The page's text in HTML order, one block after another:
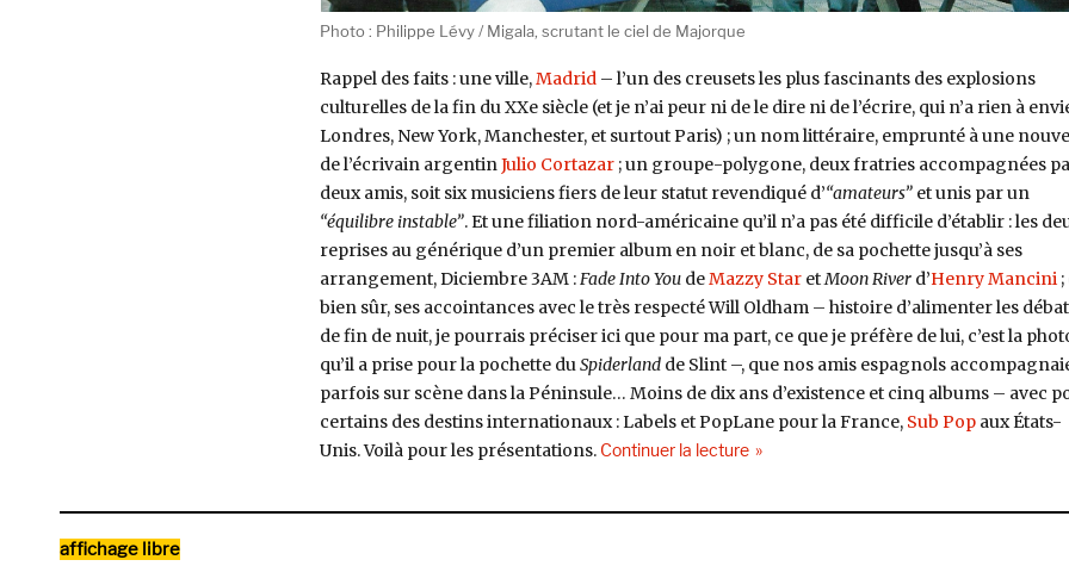
Photo : Philippe Lévy / Migala, scrutant le ciel de Majorque
Rappel des faits : une ville,Madrid– l’un des creusets les plus fascinants des explosions
culturelles de la fin du XXe siècle (et je n’ai peur ni de le dire ni de l’écrire, qui n’a rien à
Londres, New York, Manchester, et surtout Paris) ; un nom littéraire, emprunté à une
de l’écrivain argentinJulio Cortazar; un groupe-polygone, deux fratries accompagnées
deux amis, soit six musiciens fiers de leur statut revendiqué d’“amateurs”et unis par un
“équilibre instable”. Et une filiation nord-américaine qu’il n’a pas été difficile d’établir : les
reprises au générique d’un premier album en noir et blanc, de sa pochette jusqu’à ses
arrangement, Diciembre 3AM :Fade Into YoudeMazzy StaretMoon Riverd’Henry Mancini;
bien sûr, ses accointances avec le très respecté Will Oldham – histoire d’alimenter les
de fin de nuit, je pourrais préciser ici que pour ma part, ce que je préfère de lui, c’est la
qu’il a prise pour la pochette duSpiderlandde Slint –, que nos amis espagnols
parfois sur scène dans la Péninsule… Moins de dix ans d’existence et cinq albums – avec
certains des destins internationaux : Labels et PopLane pour la France, Sub Popaux États-
Unis. Voilà pour les présentations. Continuer la lecturede « Migala, le feu à sa vie »
Catégories
affichage libre